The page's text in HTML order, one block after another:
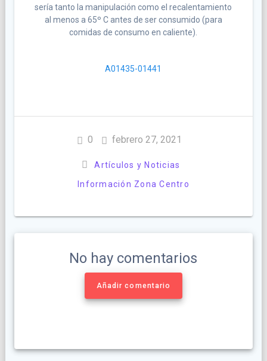
sería tanto la manipulación como el recalentamiento
al menos a 65º C antes de ser consumido (para
comidas de consumo en caliente).
A01435-01441
0 febrero 27, 2021
Artículos y Noticias
Información Zona Centro
No hay comentarios
Añadir comentario